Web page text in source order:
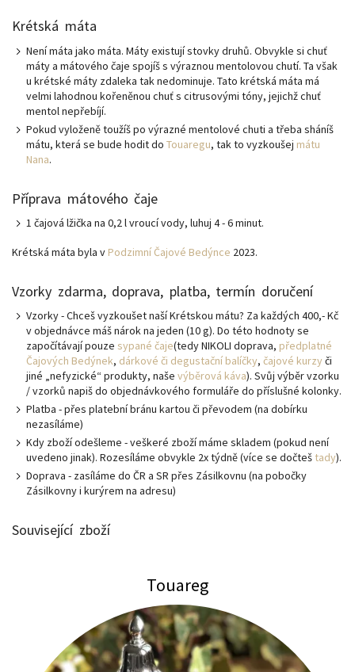
Krétská máta
Není máta jako máta. Máty existují stovky druhů. Obvykle si chuť
máty a mátového čaje spojíš s výraznou mentolovou chutí. Ta však
u krétské máty zdaleka tak nedominuje. Tato krétská máta má
velmi lahodnou kořeněnou chuť s citrusovými tóny, jejichž chuť
mentol nepřebíjí.
Pokud vyloženě toužíš po výrazné mentolové chuti a třeba sháníš
mátu, která se bude hodit doTouaregu, tak to vyzkoušej mátu
Nana.
Příprava mátového čaje
1 čajová lžička na 0,2 l vroucí vody, luhuj 4 - 6 minut.
Krétská máta byla v Podzimní Čajové Bedýnce 2023.
Vzorky zdarma, doprava, platba, termín doručení
Vzorky - Chceš vyzkoušet naší Krétskou mátu? Za každých 400,- Kč
v objednávce máš nárok na jeden (10 g). Do této hodnoty se
započítávají pouze sypané čaje(tedy NIKOLI doprava, předplatné
Čajových Bedýnek, dárkové či degustační balíčky,čajové kurzyči
jiné „nefyzické“ produkty, naševýběrová káva). Svůj výběr vzorku
/ vzorků napiš do objednávkového formuláře do příslušné kolonky.
Platba - přes platební bránu kartou či převodem (na dobírku
nezasíláme)
Kdy zboží odešleme - veškeré zboží máme skladem (pokud není
uvedeno jinak). Rozesíláme obvykle 2x týdně (více se dočteš tady).
Doprava - zasíláme do ČR a SR přes Zásilkovnu (na pobočky
Zásilkovny i kurýrem na adresu)
Související zboží
Touareg